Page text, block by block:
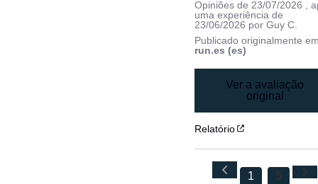
Opiniões de23/07/2026 ,
uma experiência de
23/06/2026 porGuy C.
Publicado originalmente
run.es (es)
Ver a avaliação
original
Relatório
1 5